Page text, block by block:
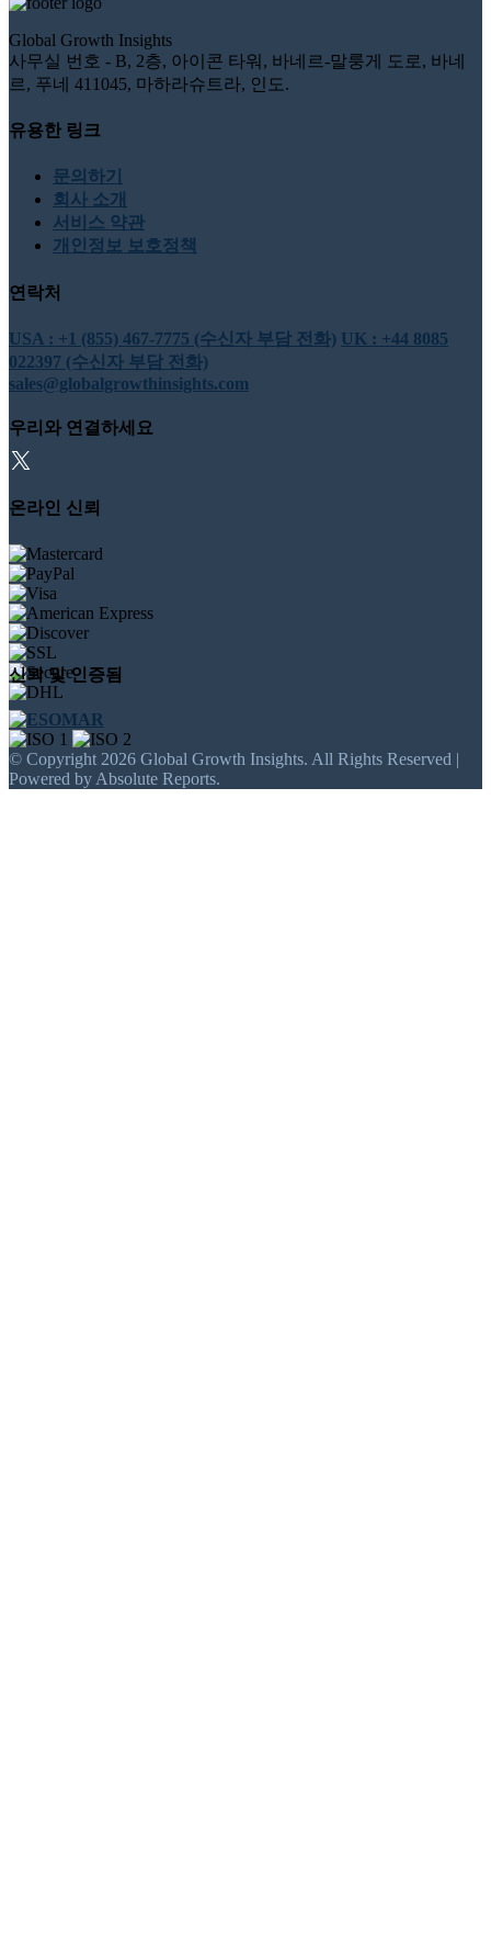
Global Growth Insights
사무실 번호 - B, 2층, 아이콘 타워, 바네르-말룽게 도로, 바네
르, 푸네 411045, 마하라슈트라, 인도.
유용한 링크
문의하기
회사 소개
서비스 약관
개인정보 보호정책
연락처
USA : +1 (855) 467-7775 (수신자 부담 전화) UK : +44 8085
022397 (수신자 부담 전화)
sales@globalgrowthinsights.com
우리와 연결하세요
온라인 신뢰
신뢰 및 인증됨
© Copyright 2026 Global Growth Insights. All Rights Reserved |
Powered by Absolute Reports.